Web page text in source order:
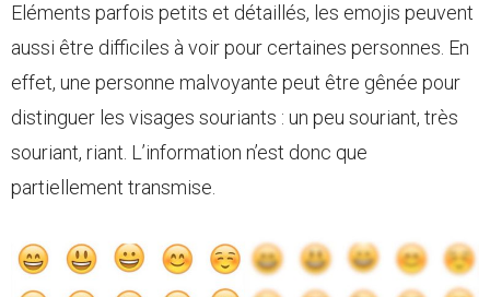
Eléments parfois petits et détaillés, les emojis peuvent
aussi être difficiles à voir pour certaines personnes. En
effet, une personne malvoyante peut être gênée pour
distinguer les visages souriants : un peu souriant, très
souriant, riant. L’information n’est donc que
partiellement transmise.